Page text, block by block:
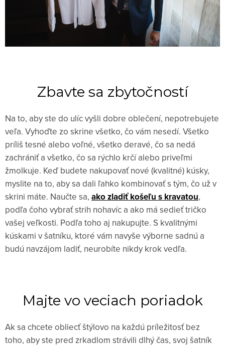
Zbavte sa zbytočností
Na to, aby ste do ulíc vyšli dobre oblečení, nepotrebujete
veľa. Vyhoďte zo skrine všetko, čo vám nesedí. Všetko
príliš tesné alebo voľné, všetko deravé, čo sa nedá
zachrániť a všetko, čo sa rýchlo krčí alebo priveľmi
žmolkuje. Keď budete nakupovať nové (kvalitné) kúsky,
myslite na to, aby sa dali ľahko kombinovať s tým, čo už v
skrini máte. Naučte sa, ako zladiť košeľu s kravatou,
podľa čoho vybrať strih nohavíc a ako má sedieť tričko
vašej veľkosti. Podľa toho aj nakupujte. S kvalitnými
kúskami v šatníku, ktoré vám navyše výborne sadnú a
budú navzájom ladiť, neurobíte nikdy krok vedľa.
Majte vo veciach poriadok
Ak sa chcete obliecť štýlovo na každú príležitosť bez
toho, aby ste pred zrkadlom strávili dlhý čas, svoj šatník